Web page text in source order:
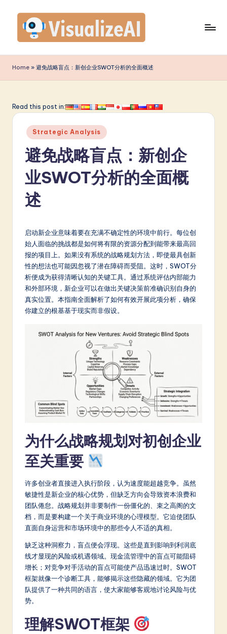
content
is
u
li
A
m
p
fi
L
in
A
&
S
Home » 避免战略盲点：新创企业SWOT分析的全面概述
Read this post in:
Posted
in
Strategic Analysis
避免战略盲点：新创企
业SWOT分析的全面概
述
启动新企业意味着要在充满不确定性的环境中前行。每位创
始人面临的挑战都是如何将有限的资源分配到能带来最高回
报的项目上。如果没有系统的战略规划方法，即使最具创新
性的想法也可能因忽视了潜在障碍而受阻。这时，SWOT分
析便成为获得清晰认知的关键工具。通过系统评估内部能力
和外部环境，新企业可以在做出关键决策前准确识别自身的
真实位置。本指南全面解析了如何有效开展此项分析，确保
你建立的根基基于现实而非假设。
为什么战略规划对初创企业
至关重要
许多创业者直接进入执行阶段，认为速度能超越竞争。虽然
敏捷性是新企业的核心优势，但缺乏方向会导致资本浪费和
团队倦怠。战略规划并非要制作一份僵化的、束之高阁的文
档，而是要构建一个关于商业环境的心理模型。它迫使团队
直面自身运营和市场环境中的那些令人不适的真相。
缺乏这种洞察力，盲点便会浮现。这些是直到影响到利润底
线才显现的风险或机遇领域。现金流管理中的盲点可能阻碍
增长；对竞争对手活动的盲点可能使产品迅速过时。SWOT
框架就像一个诊断工具，能够揭示这些隐藏的领域。它为团
队提供了一种共同的语言，使大家能够客观地讨论风险与优
势。
理解SWOT框架